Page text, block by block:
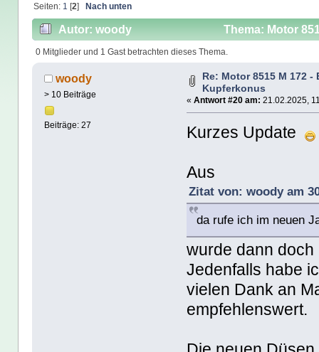
Seiten: 1 [2] Nach unten
Autor: woody Thema: Motor
0 Mitglieder und 1 Gast betrachten dieses Thema.
woody
> 10 Beiträge
Beiträge: 27
Re: Motor 8515 M 172
Kupferkonus
«Antwort #20 am: 21.02.2025,
Kurzes Update
Aus
Zitat von: woody am
da rufe ich im neuen
wurde dann
Jedenfalls habe
vielen Dank an
empfehlenswert.